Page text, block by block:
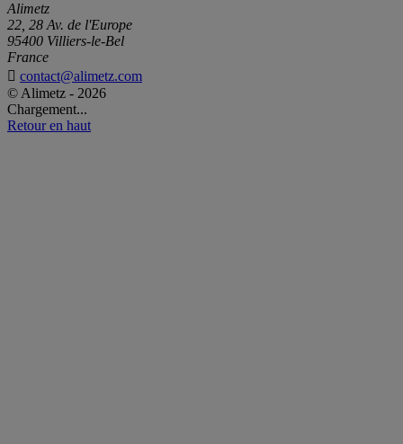
Alimetz
22, 28 Av. de l'Europe
95400 Villiers-le-Bel
France
 contact@alimetz.com
© Alimetz - 2026
Chargement...
Retour en haut